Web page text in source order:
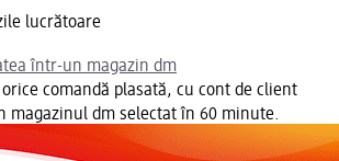
lucrătoare
într-un magazin dm
comandă plasată, cu cont de client
magazinul dm selectat în 60 minute.